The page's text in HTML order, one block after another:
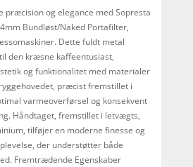
præcision og elegance med Sopresta
Bundløst/Naked Portafilter,
Dette fuldt metal
den kræsne kaffeentusiast,
og funktionalitet med materialer
præcist fremstillet i
varmeoverførsel og konsekvent
Håndtaget, fremstillet i letvægts,
tilføjer en moderne finesse og
der understøtter både
Fremtrædende Egenskaber